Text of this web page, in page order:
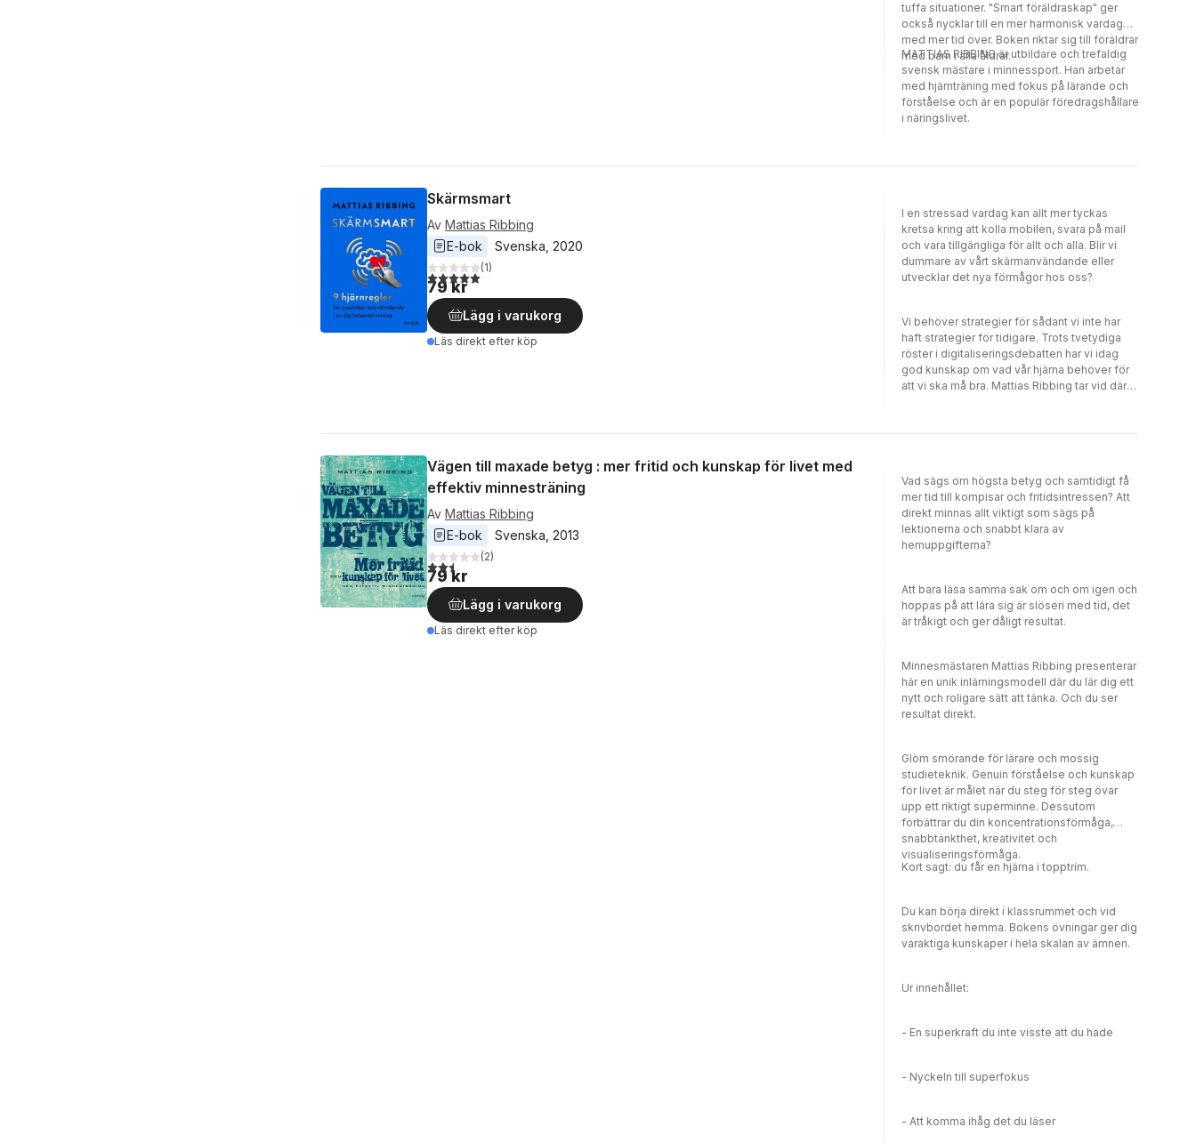
tuffa situationer. "Smart föräldraskap" ger
också nycklar till en mer harmonisk vardag
med mer tid över. Boken riktar sig till föräldrar
med barn i alla åldrar.
MATTIAS RIBBING är utbildare och trefaldig
svensk mästare i minnessport. Han arbetar
med hjärnträning med fokus på lärande och
förståelse och är en populär föredragshållare
i näringslivet.
Skärmsmart
Av Mattias Ribbing
E-bok
Svenska 2020
5,0utav 5 stjärnor. Totalt antal röster:
(1)
79 kr
Lägg i varukorg
Läs direkt efter köp
I en stressad vardag kan allt mer tyckas
kretsa kring att kolla mobilen, svara på mail
och vara tillgängliga för allt och alla. Blir vi
dummare av vårt skärmanvändande eller
utvecklar det nya förmågor hos oss?
Vi behöver strategier för sådant vi inte har
haft strategier för tidigare. Trots tvetydiga
röster i digitaliseringsdebatten har vi idag
god kunskap om vad vår hjärna behöver för
att vi ska må bra. Mattias Ribbing tar vid där
genom spännande forskning och innovativa
förändringar där det behövs. Vi ska inte sluta
använda nyteknik, utan tvärtom lära oss få ut
mer av den.
Vägen till maxade betyg : mer fritid och kunskap för livet med
effektiv minnesträning
Av Mattias Ribbing
E-bok
Svenska 2013
2,5utav 5 stjärnor. Totalt antal röster:
(2)
79 kr
Lägg i varukorg
Läs direkt efter köp
Vad sägs om högsta betyg och samtidigt få
mer tid till kompisar och fritidsintressen? Att
direkt minnas allt viktigt som sägs på
lektionerna och snabbt klara av
hemuppgifterna?
Att bara läsa samma sak om och om igen och
hoppas på att lära sig är slöseri med tid, det
är tråkigt och ger dåligt resultat.
Minnesmästaren Mattias Ribbing presenterar
här en unik inlärningsmodell där du lär dig ett
nytt och roligare sätt att tänka. Och du ser
resultat direkt.
Glöm smörande för lärare och mossig
studieteknik. Genuin förståelse och kunskap
för livet är målet när du steg för steg övar
upp ett riktigt superminne. Dessutom
förbättrar du din koncentrationsförmåga,
snabbtänkthet, kreativitet och
visualiseringsförmåga.
Kort sagt: du får en hjärna i topptrim.
Du kan börja direkt i klassrummet och vid
skrivbordet hemma. Bokens övningar ger dig
varaktiga kunskaper i hela skalan av ämnen.
Ur innehållet:
- En superkraft du inte visste att du hade
- Nyckeln till superfokus
- Att komma ihåg det du läser